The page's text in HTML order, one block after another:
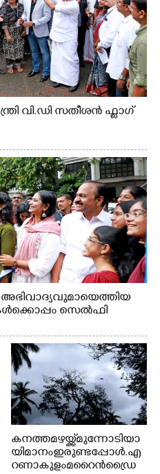
വി.ഡി സതീശൻ ഫ്ലാഗ്
അഭിവാദ്യവുമായെത്തിയ
സെൽഫി
കനത്ത മഴയ്ക്ക് മുന്നോടിയാ
യി മാനം ഇരുണ്ടപ്പോൾ. എ
റണാകുളം മറൈൻഡ്രൈ